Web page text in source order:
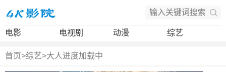
电影 电视剧 动漫 综艺
首页>综艺>大人进度加载中